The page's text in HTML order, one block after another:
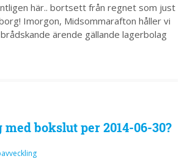
här.. bortsett från regnet som just
Imorgon, Midsommarafton håller vi
ärende gällande lagerbolag
bokslut per 2014-06-30?